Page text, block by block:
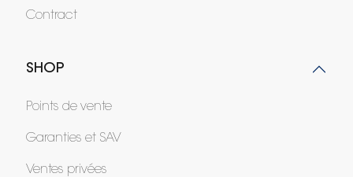
Contract
SHOP
Points de vente
Garanties et SAV
Ventes privées